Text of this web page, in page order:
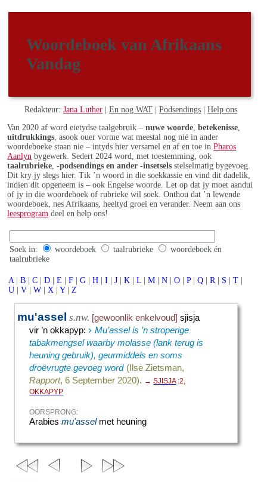
Woordeboek van Afrikaans
Vandag
Redakteur:Jana Luther |En nog WAT |Podsendings |Help ons
Van 2020 af word eietydse taalgebruik –nuwe woorde ,betekenisse
uitdrukkings , asook ouer vorme wat meestal nog nié in ander
woordeboeke staan nie – intyds hier versamel en af en toe inPharos
Aanlyn bygewerk. Sedert 2024 word, met toestemming, ook
taalrubrieke ,-podsendings en ander -insetsels stelselmatig bygevoeg.
Dit kry jy slegs hier. Tik ’n woord in die soekkassie en vind dit dadelik,
indien dit opgeneem is – ook Engelse woorde. Let op dat jy moet aandui
of jy in die woordeboek of rubrieke wil soek. Onthou dat ’n lewende
woordeboek, nes Afrikaans, heeltyd groei en verander. Neem aan ons
leesprogram deel en help ons!
Soek in: woordeboek taalrubrieke
woordeboek én
taalrubrieke
A | B | C | D | E | F | G | H | I | J | K | L | M | N | O | P | Q | R | S | T |
U | V | W | X | Y | Z
mu'assel s.nw. [gewoonlik enkelvoud] sjisja
vir ’n okkapyp:› Mu’assel is ’n stroperige
tabakmengsel waarby molasse (lank terug is
heuning gebruik), geurmiddels en soms
droëvrugte gevoeg word (Ilse Zietsman,
Rapport, 6 September 2020). →SJISJA:2,
OKKAPYP
OORSPRONG:
Arabiesmu'asselmet heuning